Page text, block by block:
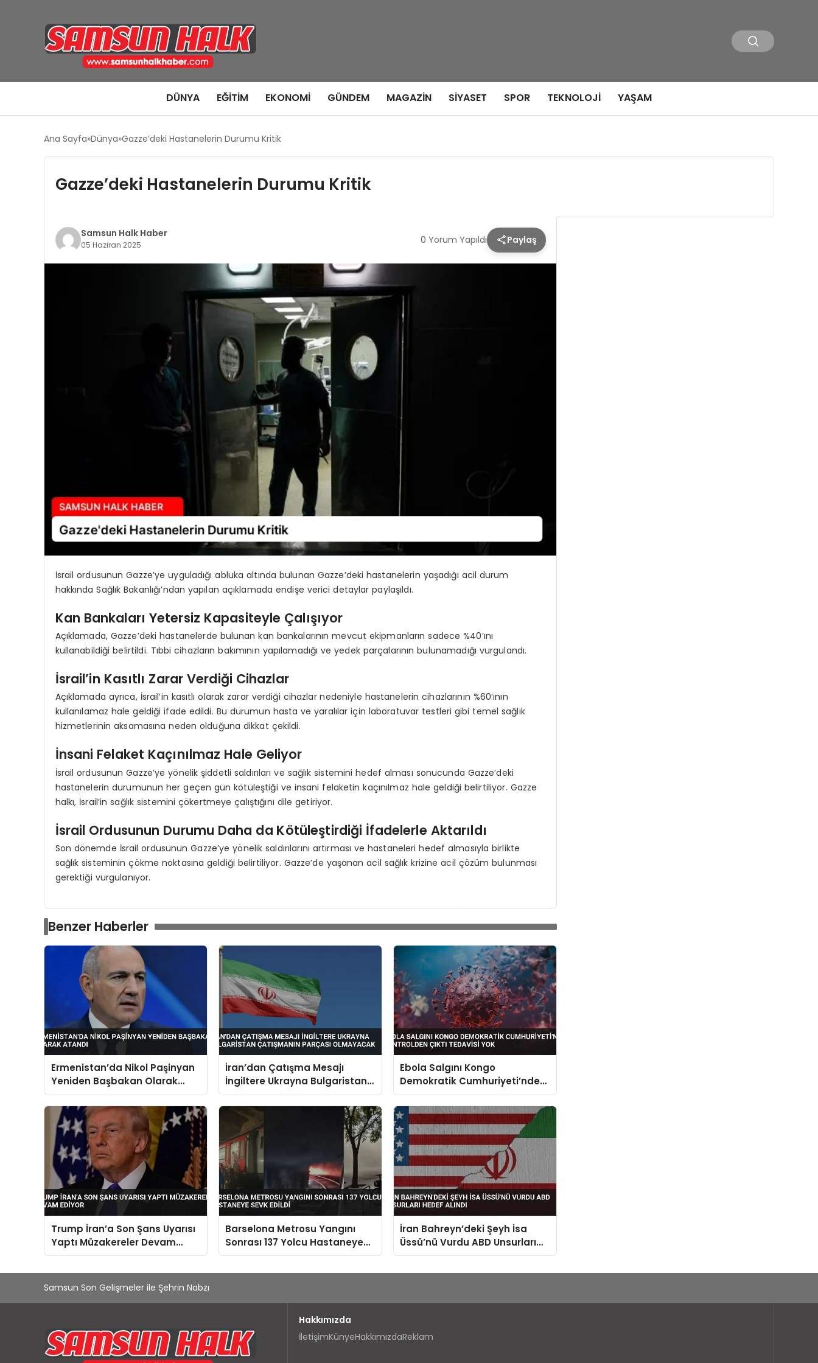
DÜNYA EĞITIM EKONOMI GÜNDEM MAGAZIN SIYASET SPOR TEKNOLOJI YAŞAM
Ana Sayfa Dünya Gazze’deki Hastanelerin Durumu Kritik
Gazze’deki Hastanelerin Durumu Kritik
Samsun Halk Haber
05 Haziran 2025 0 Yorum Yapıldı Paylaş
İsrail ordusunun Gazze’ye uyguladığı abluka altında bulunan Gazze’deki hastanelerin yaşadığı acil durum
hakkında Sağlık Bakanlığı’ndan yapılan açıklamada endişe verici detaylar paylaşıldı.
Kan Bankaları Yetersiz Kapasiteyle Çalışıyor
Açıklamada, Gazze’deki hastanelerde bulunan kan bankalarının mevcut ekipmanların sadece %40’ını
kullanabildiği belirtildi. Tıbbi cihazların bakımının yapılamadığı ve yedek parçalarının bulunamadığı vurgulandı.
İsrail’in Kasıtlı Zarar Verdiği Cihazlar
Açıklamada ayrıca, İsrail’in kasıtlı olarak zarar verdiği cihazlar nedeniyle hastanelerin cihazlarının %60’ının
kullanılamaz hale geldiği ifade edildi. Bu durumun hasta ve yaralılar için laboratuvar testleri gibi temel sağlık
hizmetlerinin aksamasına neden olduğuna dikkat çekildi.
İnsani Felaket Kaçınılmaz Hale Geliyor
İsrail ordusunun Gazze’ye yönelik şiddetli saldırıları ve sağlık sistemini hedef alması sonucunda Gazze’deki
hastanelerin durumunun her geçen gün kötüleştiği ve insani felaketin kaçınılmaz hale geldiği belirtiliyor. Gazze
halkı, İsrail’in sağlık sistemini çökertmeye çalıştığını dile getiriyor.
İsrail Ordusunun Durumu Daha da Kötüleştirdiği İfadelerle Aktarıldı
Son dönemde İsrail ordusunun Gazze’ye yönelik saldırılarını artırması ve hastaneleri hedef almasıyla birlikte
sağlık sisteminin çökme noktasına geldiği belirtiliyor. Gazze’de yaşanan acil sağlık krizine acil çözüm bulunması
gerektiği vurgulanıyor.
Benzer Haberler
Ermenistan’da Nikol Paşinyan
Yeniden Başbakan Olarak
Atandı
İran’dan Çatışma Mesajı
İngiltere Ukrayna Bulgaristan
Çatışmanın Parçası
Olmayacak
Ebola Salgını Kongo
Demokratik Cumhuriyeti’nde
Kontrolden Çıktı Tedavisi Yok
Trump İran’a Son Şans Uyarısı
Yaptı Müzakereler Devam
Ediyor
Barselona Metrosu Yangını
Sonrası 137 Yolcu Hastaneye
Sevk Edildi
İran Bahreyn’deki Şeyh İsa
Üssü’nü Vurdu ABD Unsurları
Hedef Alındı
Samsun Son Gelişmeler ile Şehrin Nabzı
Hakkımızda
İletişimKünyeHakkımızdaReklam